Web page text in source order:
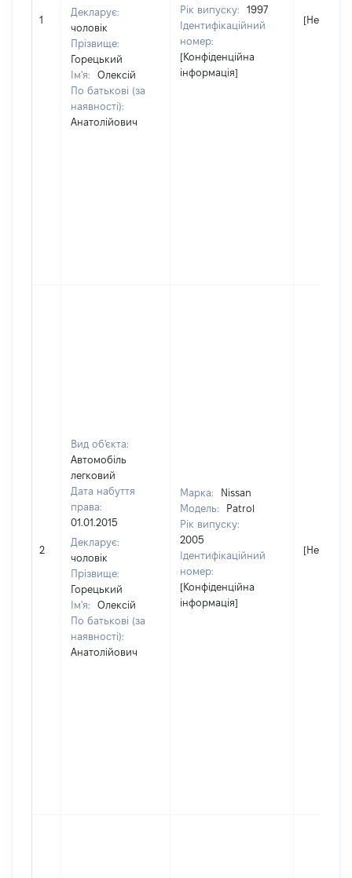
1
Декларує:
чоловік
Прізвище:
Горецький
Ім'я:
Олексій
По батькові (за
наявності):
Анатолійович
Рік випуску:
1997
Ідентифікаційний
номер:
[Конфіденційна
інформація]
[Не
2
Вид об'єкта:
Автомобіль
легковий
Дата набуття
права:
01.01.2015
Декларує:
чоловік
Прізвище:
Горецький
Ім'я:
Олексій
По батькові (за
наявності):
Анатолійович
Марка:
Nissan
Модель:
Patrol
Рік випуску:
2005
Ідентифікаційний
номер:
[Конфіденційна
інформація]
[Не